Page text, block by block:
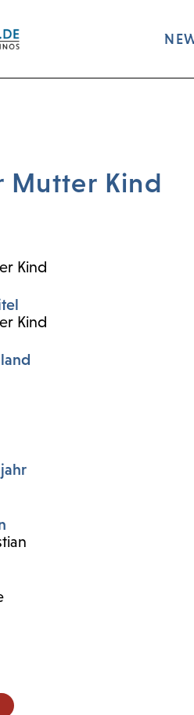
Mutter Kind
Kind
Kind